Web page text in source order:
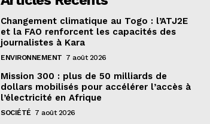
Changement climatique au Togo : l’ATJ2E
et la FAO renforcent les capacités des
journalistes à Kara
ENVIRONNEMENT 7 août 2026
Mission 300 : plus de 50 milliards de
dollars mobilisés pour accélérer l’accès à
l’électricité en Afrique
SOCIÉTÉ 7 août 2026